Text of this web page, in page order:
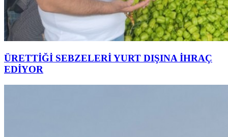
ÜRETTİĞİ SEBZELERİ YURT DIŞINA İHRAÇ
EDİYOR